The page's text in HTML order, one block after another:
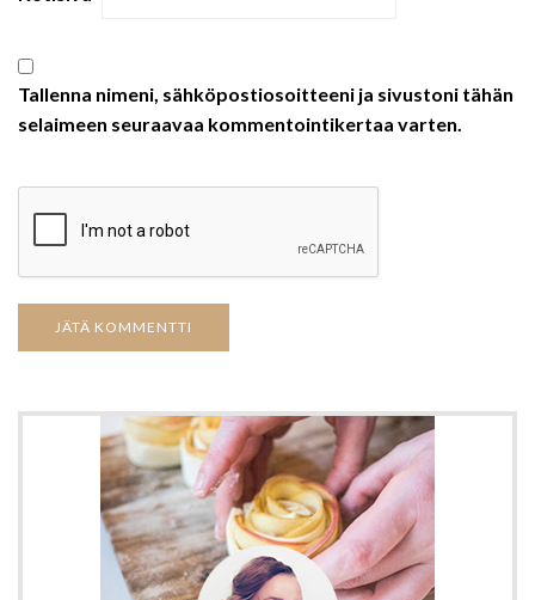
Tallenna nimeni, sähköpostiosoitteeni ja sivustoni tähän
selaimeen seuraavaa kommentointikertaa varten.